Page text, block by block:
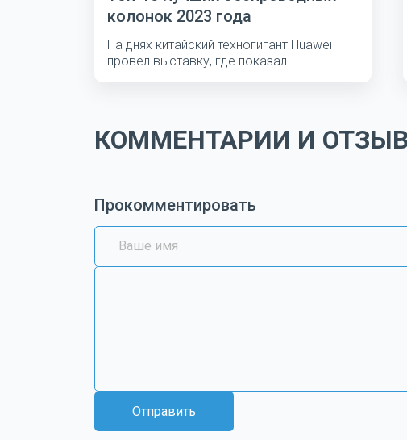
колонок 2023 года
На днях китайский техногигант Huawei
провел выставку, где показал
КОММЕНТАРИИ И
Прокомментировать
Отправить